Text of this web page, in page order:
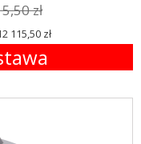
zł
115,50 zł